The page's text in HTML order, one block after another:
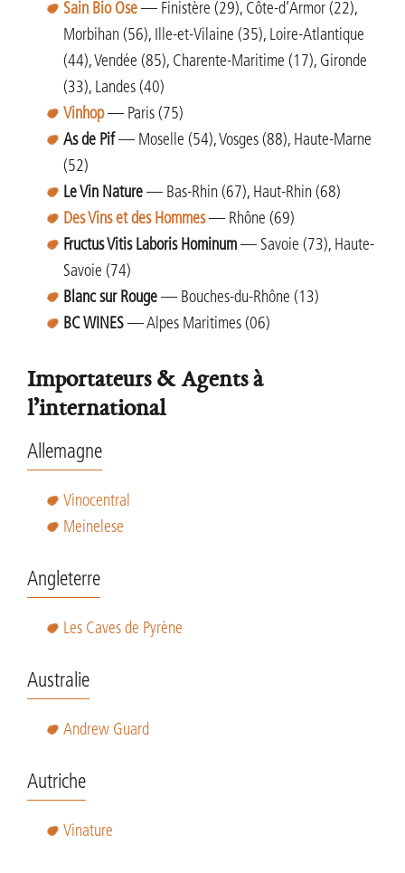
Sain Bio Ose — Finistère (29), Côte-d’Armor (22),
Morbihan (56), Ille-et-Vilaine (35), Loire-Atlantique
(44), Vendée (85), Charente-Maritime (17), Gironde
(33), Landes (40)
Vinhop— Paris (75)
As de Pif — Moselle (54), Vosges (88), Haute-Marne
(52)
Le Vin Nature — Bas-Rhin (67), Haut-Rhin (68)
Des Vins et des Hommes — Rhône (69)
Fructus Vitis Laboris Hominum — Savoie (73), Haute-
Savoie (74)
Blanc sur Rouge — Bouches-du-Rhône (13)
BC WINES — Alpes Maritimes (06)
Importateurs & Agents à
l’international
Allemagne
Vinocentral
Meinelese
Angleterre
Les Caves de Pyrène
Australie
Andrew Guard
Autriche
Vinature